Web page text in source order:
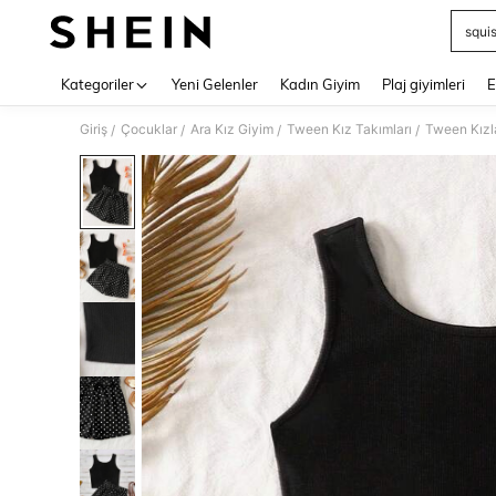
Kategoriler Yeni Gelenler Kadın Giyim Plaj giyimleri
Giriş / Çocuklar / Ara Kız Giyim / Tween Kız Takımları / Tween